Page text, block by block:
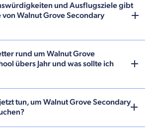
und Ausflugsziele gibt
von Walnut Grove Secondary
rund um Walnut Grove
übers Jahr und was sollte ich
tun, um Walnut Grove Secondary